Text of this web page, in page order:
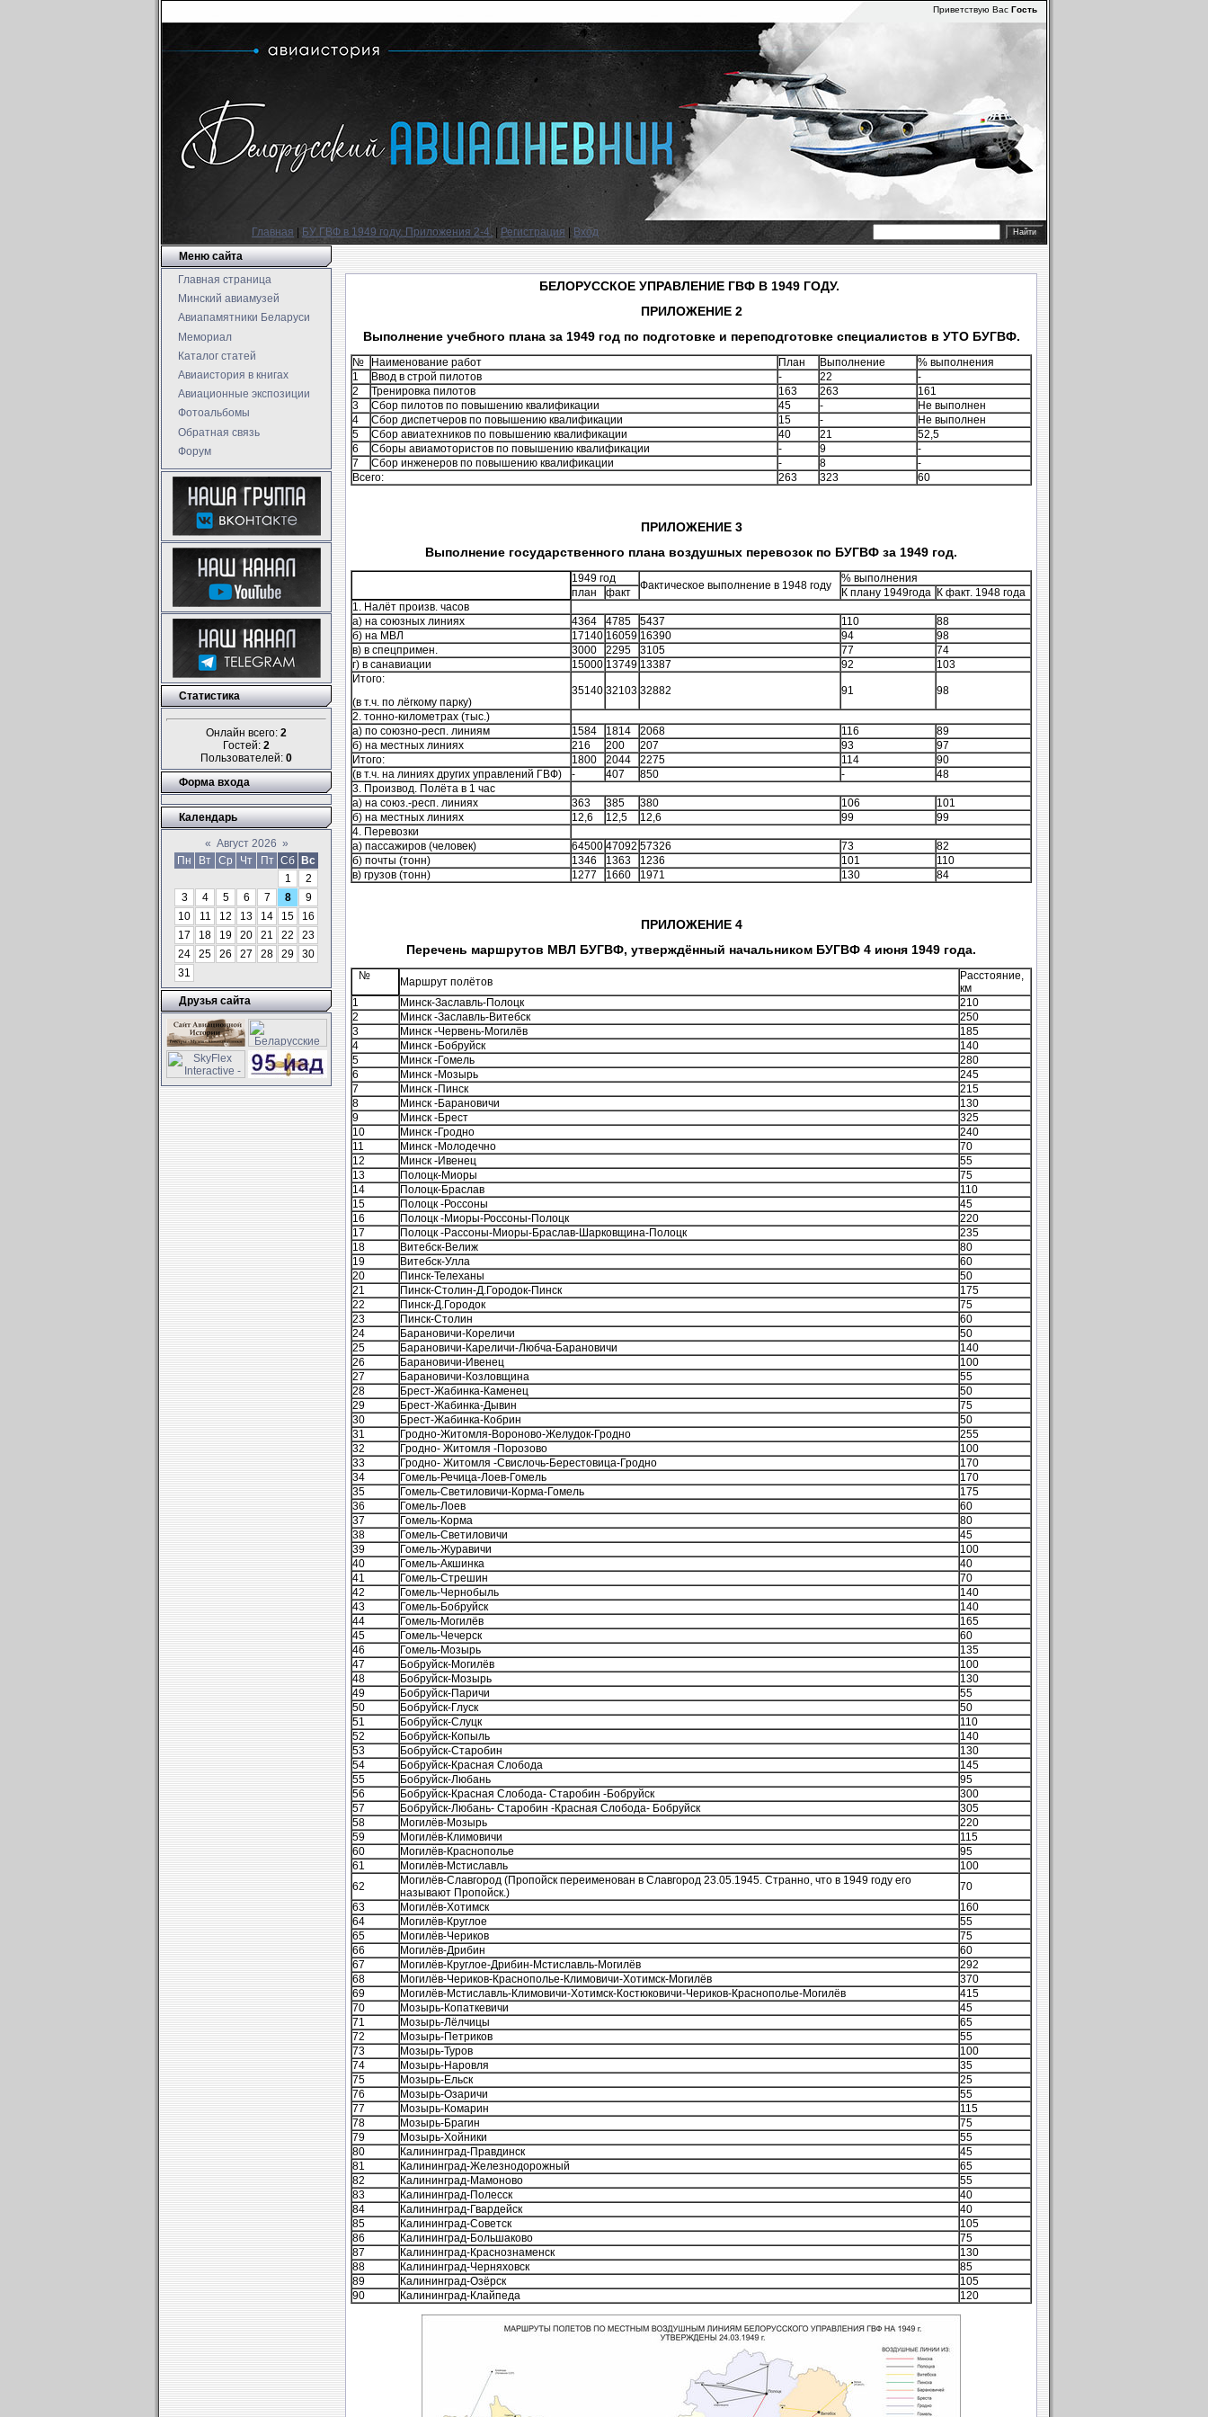
Приветствую Вас Гость
Главная БУ ГВФ в 1949 году. Приложения 2-4.|Регистрация
Вход
Меню сайта
Главная страница
Минский авиамузей
Авиапамятники Беларуси
Мемориал
Каталог статей
Авиаистория в книгах
Авиационные экспозиции
Фотоальбомы
Обратная связь
Форум
Статистика
Онлайн всего: 2
Гостей: 2
Пользователей: 0
Форма входа
Календарь
« Август 2026 »
Пн
Вт Ср Чт Пт Сб
Вс
1
2
3
4 5 6 7 8
9
10
11 12 13 14 15
16
17
18 19 20 21 22
23
24
25 26 27 28 29
30
31
Друзья сайта
БЕЛОРУССКОЕ УПРАВЛЕНИЕ ГВФ В 1949 ГОДУ.
ПРИЛОЖЕНИЕ 2
Выполнение учебного плана за 1949 год по подготовке и переподготовке специалистов в УТО БУГВФ.
№ Наименование работ План Выполнение
% выполнения
1
Ввод в строй пилотов - 22
-
2
Тренировка пилотов 163 263
161
3
Сбор пилотов по повышению квалификации 45 -
Не выполнен
4
Сбор диспетчеров по повышению квалификации 15 -
Не выполнен
5
Сбор авиатехников по повышению квалификации 40 21
52,5
6
Сборы авиамотористов по повышению квалификации - 9
-
7
Сбор инженеров по повышению квалификации - 8
-
Всего:
263 323 60
ПРИЛОЖЕНИЕ 3
Выполнение государственного плана воздушных перевозок по БУГВФ за 1949 год.
1949 год
Фактическое выполнение в 1948 году
% выполнения
план
факт К плану 1949года К факт. 1948 года
1. Налёт произв. часов
а) на союзных линиях
4364 4785 5437 110
88
б) на МВЛ
17140 16059 16390 94
98
в) в спецпримен.
3000 2295 3105 77
74
г) в санавиации
15000 13749 13387 92
103
Итого:
(в т.ч. по лёгкому парку)
35140 32103 32882 91 98
2. тонно-километрах (тыс.)
а) по союзно-респ. линиям
1584 1814 2068 116
89
б) на местных линиях
216 200 207 93
97
Итого:
1800 2044 2275 114
90
(в т.ч. на линиях других управлений ГВФ)
- 407 850 -
48
3. Производ. Полёта в 1 час
а) на союз.-респ. линиях
363 385 380 106
101
б) на местных линиях
12,6 12,5 12,6 99
99
4. Перевозки
а) пассажиров (человек)
64500 47092 57326 73
82
б) почты (тонн)
1346 1363 1236 101
110
в) грузов (тонн)
1277 1660 1971 130 84
ПРИЛОЖЕНИЕ 4
Перечень маршрутов МВЛ БУГВФ, утверждённый начальником БУГВФ 4 июня 1949 года.
№ Маршрут полётов
Расстояние,
км
1
Минск-Заславль-Полоцк
210
2
Минск -Заславль-Витебск
250
3
Минск -Червень-Могилёв
185
4
Минск -Бобруйск
140
5
Минск -Гомель
280
6
Минск -Мозырь
245
7
Минск -Пинск
215
8
Минск -Барановичи
130
9
Минск -Брест
325
10
Минск -Гродно
240
11
Минск -Молодечно
70
12
Минск -Ивенец
55
13
Полоцк-Миоры
75
14
Полоцк-Браслав
110
15
Полоцк -Россоны
45
16
Полоцк -Миоры-Россоны-Полоцк
220
17
Полоцк -Рассоны-Миоры-Браслав-Шарковщина-Полоцк
235
18
Витебск-Велиж
80
19
Витебск-Улла
60
20
Пинск-Телеханы
50
21
Пинск-Столин-Д.Городок-Пинск
175
22
Пинск-Д.Городок
75
23
Пинск-Столин
60
24
Барановичи-Кореличи
50
25
Барановичи-Кареличи-Любча-Барановичи
140
26
Барановичи-Ивенец
100
27
Барановичи-Козловщина
55
28
Брест-Жабинка-Каменец
50
29
Брест-Жабинка-Дывин
75
30
Брест-Жабинка-Кобрин
50
31
Гродно-Житомля-Вороново-Желудок-Гродно
255
32
Гродно- Житомля -Порозово
100
33
Гродно- Житомля -Свислочь-Берестовица-Гродно
170
34
Гомель-Речица-Лоев-Гомель
170
35
Гомель-Светиловичи-Корма-Гомель
175
36
Гомель-Лоев
60
37
Гомель-Корма
80
38
Гомель-Светиловичи
45
39
Гомель-Журавичи
100
40
Гомель-Акшинка
40
41
Гомель-Стрешин
70
42
Гомель-Чернобыль
140
43
Гомель-Бобруйск
140
44
Гомель-Могилёв
165
45
Гомель-Чечерск
60
46
Гомель-Мозырь
135
47
Бобруйск-Могилёв
100
48
Бобруйск-Мозырь
130
49
Бобруйск-Паричи
55
50
Бобруйск-Глуск
50
51
Бобруйск-Слуцк
110
52
Бобруйск-Копыль
140
53
Бобруйск-Старобин
130
54
Бобруйск-Красная Слобода
145
55
Бобруйск-Любань
95
56
Бобруйск-Красная Слобода- Старобин -Бобруйск
300
57
Бобруйск-Любань- Старобин -Красная Слобода- Бобруйск
305
58
Могилёв-Мозырь
220
59
Могилёв-Климовичи
115
60
Могилёв-Краснополье
95
61
Могилёв-Мстиславль
100
62
Могилёв-Славгород (Пропойск переименован в Славгород 23.05.1945. Странно, что в 1949 году его
называют Пропойск.)
70
63
Могилёв-Хотимск
160
64
Могилёв-Круглое
55
65
Могилёв-Чериков
75
66
Могилёв-Дрибин
60
67
Могилёв-Круглое-Дрибин-Мстиславль-Могилёв
292
68
Могилёв-Чериков-Краснополье-Климовичи-Хотимск-Могилёв
370
69
Могилёв-Мстиславль-Климовичи-Хотимск-Костюковичи-Чериков-Краснополье-Могилёв
415
70
Мозырь-Копаткевичи
45
71
Мозырь-Лёлчицы
65
72
Мозырь-Петриков
55
73
Мозырь-Туров
100
74
Мозырь-Наровля
35
75
Мозырь-Ельск
25
76
Мозырь-Озаричи
55
77
Мозырь-Комарин
115
78
Мозырь-Брагин
75
79
Мозырь-Хойники
55
80
Калининград-Правдинск
45
81
Калининград-Железнодорожный
65
82
Калининград-Мамоново
55
83
Калининград-Полесск
40
84
Калининград-Гвардейск
40
85
Калининград-Советск
105
86
Калининград-Большаково
75
87
Калининград-Краснознаменск
130
88
Калининград-Черняховск
85
89
Калининград-Озёрск
105
90
Калининград-Клайпеда 120